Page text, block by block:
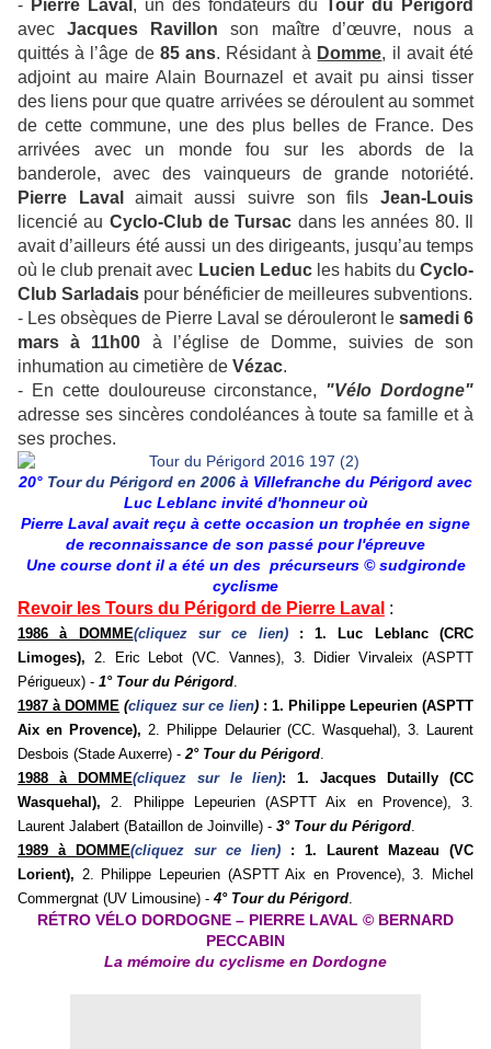
- Pierre Laval , un des fondateurs du Tour du Périgord
avecJacques Ravillon son maître d’œuvre, nous a
quittés à l’âge de 85 ans. Résidant à Domme, il avait été
adjoint au maire Alain Bournazel et avait pu ainsi tisser
des liens pour que quatre arrivées se déroulent au sommet
de cette commune, une des plus belles de France. Des
arrivées avec un monde fou sur les abords de la
banderole, avec des vainqueurs de grande notoriété.
Pierre Laval
aimait aussi suivre son filsJean-Louis
licencié au Cyclo-Club de Tursac dans les années 80. Il
avait d’ailleurs été aussi un des dirigeants, jusqu’au temps
où le club prenait avec Lucien Leducles habits duCyclo-
Club Sarladais pour bénéficier de meilleures subventions.
- Les obsèques de Pierre Laval se dérouleront le samedi 6
mars à 11h00 à l’église de Domme, suivies de son
inhumation au cimetière de Vézac.
- En cette douloureuse circonstance, "Vélo Dordogne"
adresse ses sincères condoléances à toute sa famille et à
ses proches.
20° Tour du Périgord en 2006 à Villefranche du Périgord avec
Luc Leblanc invité d'honneur où
Pierre Laval avait reçu à cette occasion un trophée en signe
de reconnaissance de son passé pour l'épreuve
Une course dont il a été un des précurseurs ©sudgironde
cyclisme
Revoir les Tours du Périgord de Pierre Laval :
1986 à DOMME(cliquez sur ce lien): 1. Luc Leblanc (CRC
Limoges), 2. Eric Lebot (VC. Vannes), 3. Didier Virvaleix (ASPTT
Périgueux) - 1° Tour du Périgord.
1987 à DOMME (cliquez sur ce lien): 1. Philippe Lepeurien (ASPTT
Aix en Provence),2. Philippe Delaurier (CC. Wasquehal), 3. Laurent
Desbois (Stade Auxerre) -2° Tour du Périgord.
1988 à DOMME(cliquez sur le lien): 1. Jacques Dutailly (CC
Wasquehal),2. Philippe Lepeurien (ASPTT Aix en Provence), 3.
Laurent Jalabert (Bataillon de Joinville) - 3° Tour du Périgord.
1989 à DOMME(cliquez sur ce lien) : 1. Laurent Mazeau (VC
Lorient), 2. Philippe Lepeurien (ASPTT Aix en Provence), 3. Michel
Commergnat (UV Limousine) - 4° Tour du Périgord.
RÉTRO VÉLO DORDOGNE – PIERRE LAVAL © BERNARD
PECCABIN
La mémoire du cyclisme en Dordogne